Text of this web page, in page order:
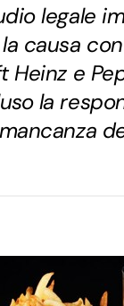
legale
causa
Heinz e
la